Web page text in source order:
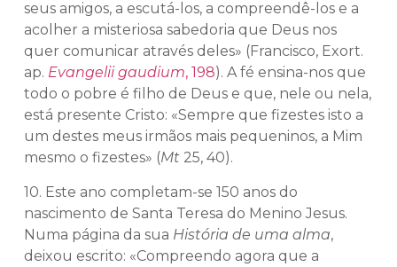
seus amigos, a escutá-los, a compreendê-los e a
acolher a misteriosa sabedoria que Deus nos
quer comunicar através deles» (Francisco, Exort.
ap. Evangelii gaudium, 198). A fé ensina-nos que
todo o pobre é filho de Deus e que, nele ou nela,
está presente Cristo: «Sempre que fizestes isto a
um destes meus irmãos mais pequeninos, a Mim
mesmo o fizestes» (Mt 25, 40).
10. Este ano completam-se 150 anos do
nascimento de Santa Teresa do Menino Jesus.
Numa página da sua História de uma alma,
deixou escrito: «Compreendo agora que a